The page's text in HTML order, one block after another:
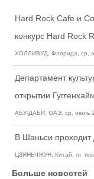
Hard Rock Cafe и
конкурс Hard Rock
ХОЛЛИВУД, Флорида, ср,
Департамент
открытии
АБУ-ДАБИ, ОАЭ, ср, июль
В Шаньси проходит
ЦЗИНЬЧЖУН, Китай, пт,
Больше новостей